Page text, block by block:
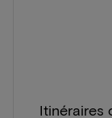
Itinéraires